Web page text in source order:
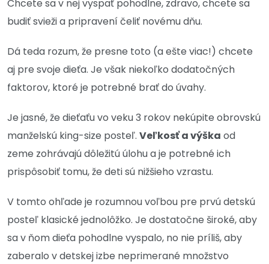
Chcete sa v nej vyspať pohodlne, zdravo, chcete sa
budiť svieži a pripravení čeliť novému dňu.
Dá teda rozum, že presne toto (a ešte viac!) chcete
aj pre svoje dieťa. Je však niekoľko dodatočných
faktorov, ktoré je potrebné brať do úvahy.
Je jasné, že dieťaťu vo veku 3 rokov nekúpite obrovskú
manželskú king-size posteľ. Veľkosť a výška od
zeme zohrávajú dôležitú úlohu a je potrebné ich
prispôsobiť tomu, že deti sú nižšieho vzrastu.
V tomto ohľade je rozumnou voľbou pre prvú detskú
posteľ klasické jednolôžko. Je dostatočne široké, aby
sa v ňom dieťa pohodlne vyspalo, no nie príliš, aby
zaberalo v detskej izbe neprimerané množstvo